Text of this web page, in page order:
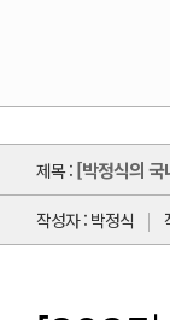
제목 : [박정식의 국
작성자 : 박정식